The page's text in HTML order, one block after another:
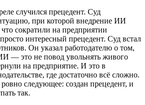
случился прецедент. Суд
при которой внедрение ИИ
сократили на предприятии
интересный прецедент. Суд встал
Он указал работодателю о том,
— это не повод увольнять живого
на предприятие. И это в
где достаточно всё сложно.
ровно следующее: создан прецедент, и
так.